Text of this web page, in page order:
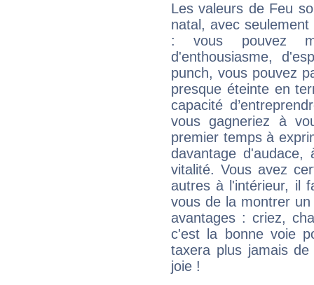
Les valeurs de Feu
natal, avec
: vous pouvez
d'enthousiasme,
punch, vous pouvez
presque éteinte en
capacité
vous gagneriez à
premier temps à
davantage
vitalité. Vous avez
autres à l'intérieur, il
vous de la montrer
avantages : criez,
c'est la bonne voie
taxera plus jamais
joie !